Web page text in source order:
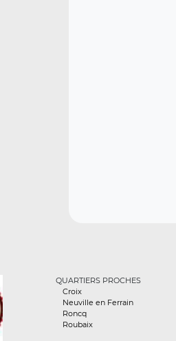
QUARTIERS PROCHES
Croix
Neuville en Ferrain
Roncq
Roubaix